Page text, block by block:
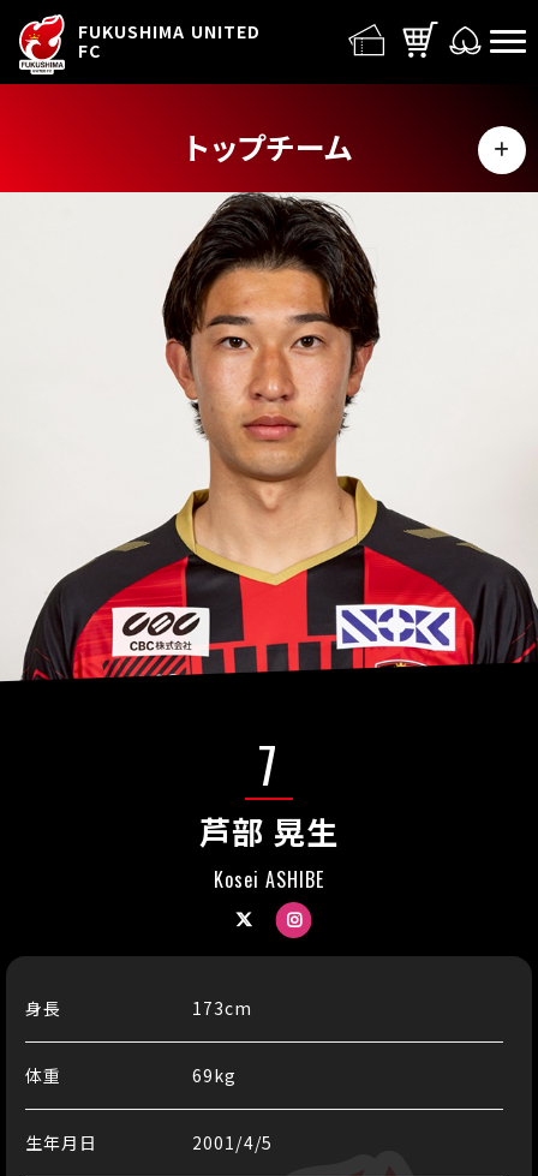
FUKUSHIMA UNITED
FC
トップチーム
MENU
選手
スタッフ
スケジュール
7
芦部 晃生
Kosei ASHIBE
TwitterInstagram
身長 173cm
体重 69kg
生年月日 2001/4/5